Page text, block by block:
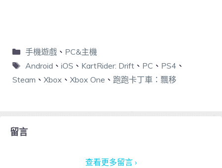
手機遊戲、 PC&主機
Android 、 iOS 、 KartRider: Drift、 PC 、 PS4 、
Steam 、 Xbox 、 Xbox One 、 跑跑卡丁車：飄移
留言
查看更多留言 ›